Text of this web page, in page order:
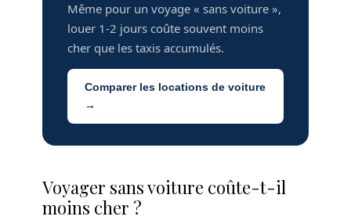
Même pour un voyage « sans voiture »,
louer 1-2 jours coûte souvent moins
cher que les taxis accumulés.
Comparer les locations de voiture
→
Voyager sans voiture coûte-t-il
moins cher ?